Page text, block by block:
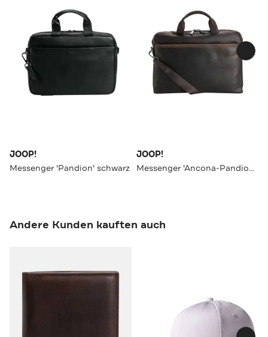
JOOP!
Messenger 'Pandion' schwarz
JOOP!
Messenger 'Ancona-Pandion' dunkelbraun
Andere Kunden kauften auch